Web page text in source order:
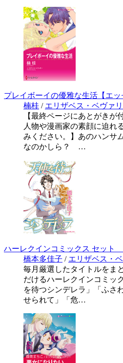
プレイボーイの優雅な生活【エッ
楠桂 / エリザベス・ベヴァ
【最終ページにあとがきが
人物や漫画家の素顔に迫れ
みください。】あのハンサ
なのかしら？ …
ハーレクインコミックス セット
橋本多佳子 / エリザベス・
毎月厳選したタイトルをま
だけるハーレクインコミッ
を待つシンデレラ」「ふさ
せられて」「危…